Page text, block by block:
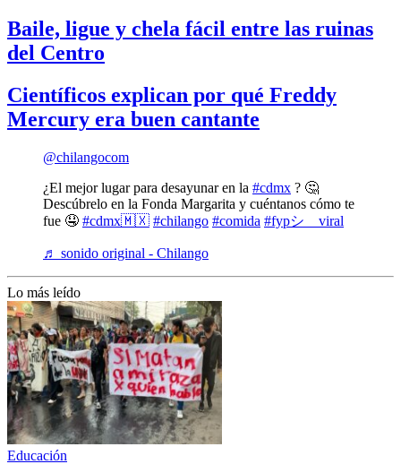
Baile, ligue y chela fácil entre las ruinas
del Centro
Científicos explican por qué Freddy
Mercury era buen cantante
@chilangocom
¿El mejor lugar para desayunar en la #cdmx ? 🤔
Descúbrelo en la Fonda Margarita y cuéntanos cómo te
fue 🤤 #cdmx🇲🇽 #chilango #comida #fypシ゚viral
♬ sonido original - Chilango
Lo más leído
Educación